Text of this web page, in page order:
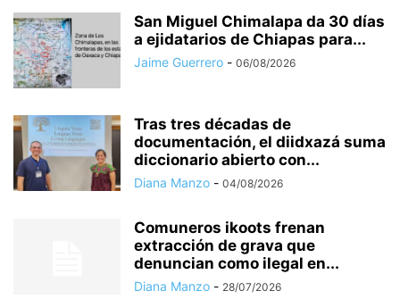
San Miguel Chimalapa da 30 días
a ejidatarios de Chiapas para...
Jaime Guerrero - 06/08/2026
Tras tres décadas de
documentación, el diidxazá suma
diccionario abierto con...
Diana Manzo - 04/08/2026
Comuneros ikoots frenan
extracción de grava que
denuncian como ilegal en...
Diana Manzo - 28/07/2026